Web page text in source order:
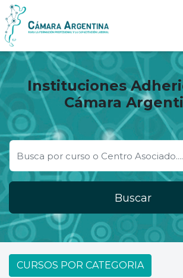
Instituciones
Cámara
Buscar
CURSOS POR CATEGORIA